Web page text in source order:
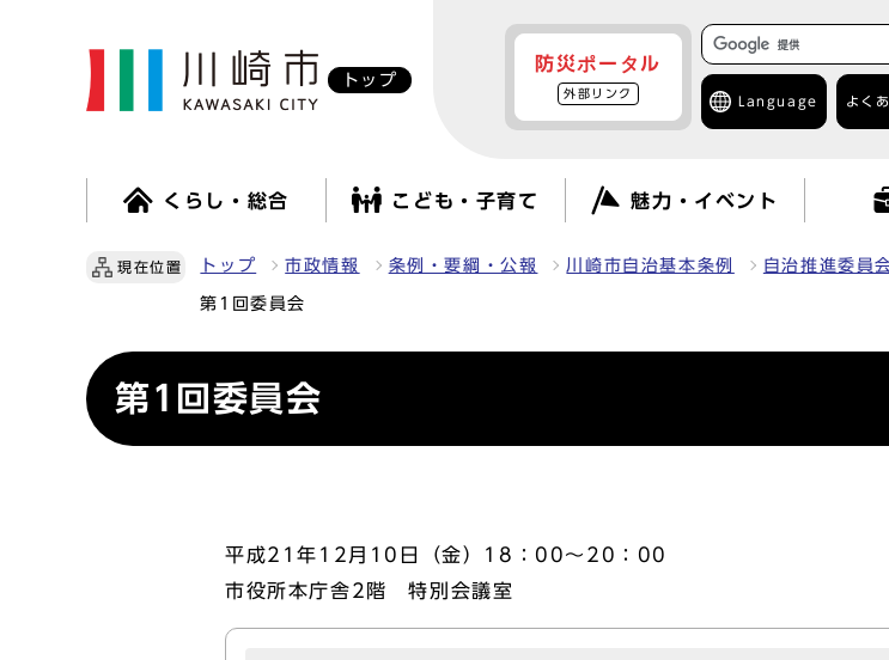
トップ
防災ポータル
外部リンク
Language よく
くらし・総合 こども・子育て 魅力・イベント
現在位置 トップ 市政情報 条例・要綱・公報 川崎市自治基本条例 自治推進委員
第1回委員会
第1回委員会
平成21年12月10日（金）18：00～20：00
市役所本庁舎2階 特別会議室